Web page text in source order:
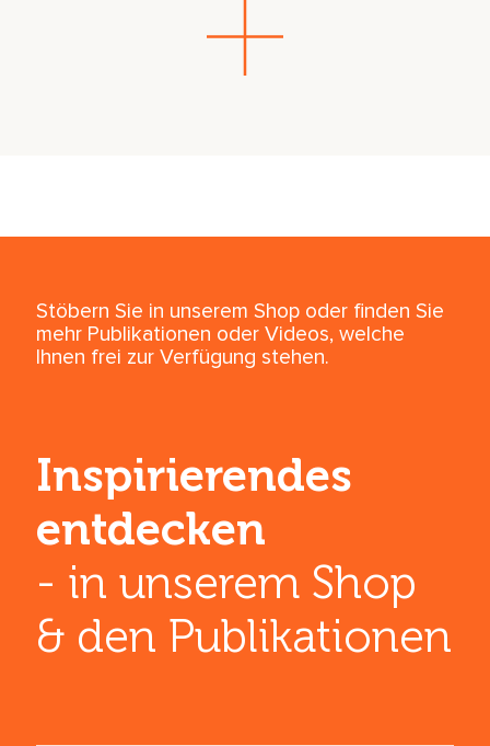
Stöbern Sie in unserem Shop oder finden Sie
mehr Publikationen oder Videos, welche
Ihnen frei zur Verfügung stehen.
Inspirierendes
entdecken
- in unserem Shop
& den ­Publikationen